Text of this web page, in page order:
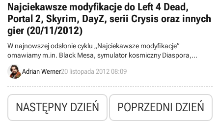
Najciekawsze modyfikacje do Left 4 Dead,
Portal 2, Skyrim, DayZ, serii Crysis oraz innych
gier (20/11/2012)
W najnowszej odsłonie cyklu „Najciekawsze modyfikacje”
omawiamy m.in. Black Mesa, symulator kosmiczny Diaspora,
kampanię do Crysis opartą na serialu StarCry, poprawki graficzne
do Crysis 2, Doom 3 i Morrowind, nowe mapy do DayZ, Left 4 Dead
Adrian Werner20 listopada 2012 08:09
NASTĘPNY DZIEŃ POPRZEDNI DZIEŃ